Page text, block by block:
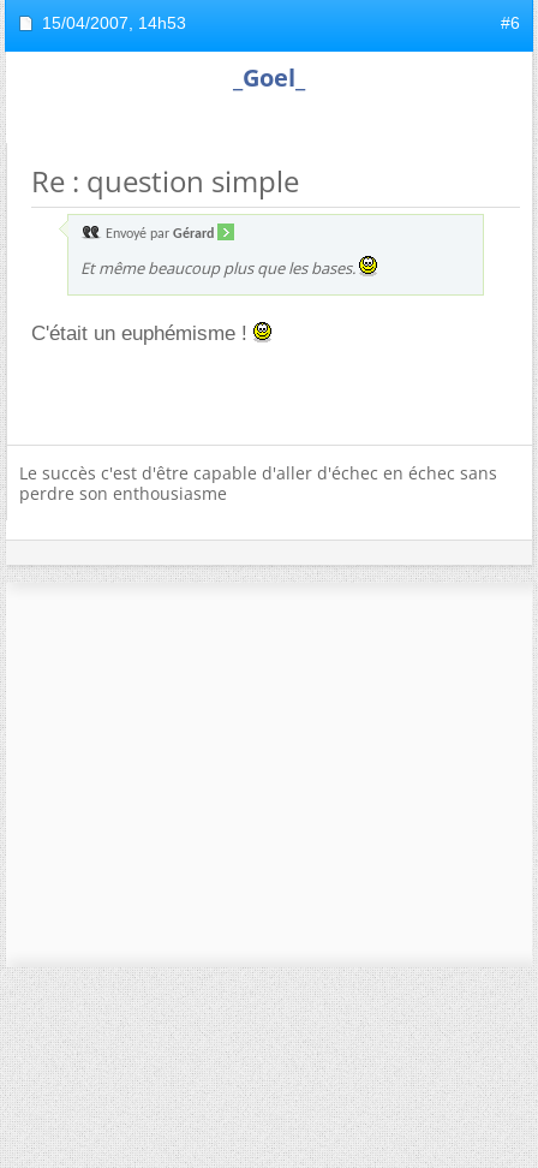
15/04/2007, 14h53 #6
_Goel_
Re : question simple
Envoyé par Gérard
Et même beaucoup plus que les bases.
C'était un euphémisme !
Le succès c'est d'être capable d'aller d'échec en échec sans
perdre son enthousiasme